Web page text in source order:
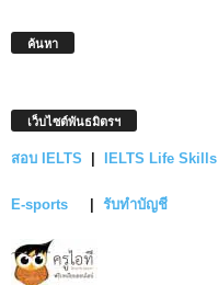
ค้นหา
เว็บไซต์พันธมิตรฯ
สอบ IELTS IELTS Life Skills
E-sports รับทำบัญชี